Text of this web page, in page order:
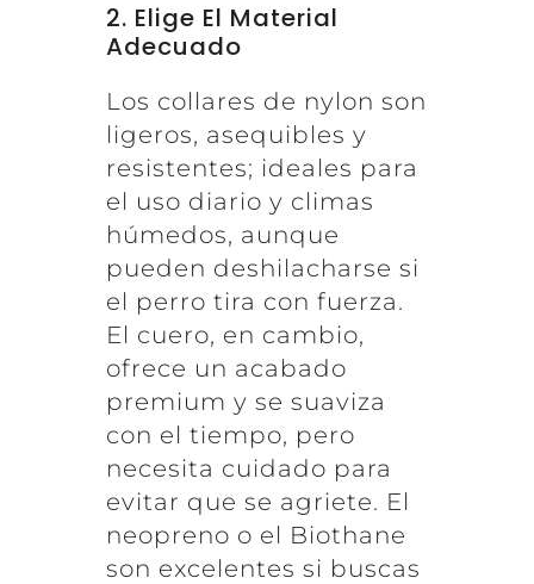
2. Elige El Material
Adecuado
Los collares de nylon son
ligeros, asequibles y
resistentes; ideales para
el uso diario y climas
húmedos, aunque
pueden deshilacharse si
el perro tira con fuerza.
El cuero, en cambio,
ofrece un acabado
premium y se suaviza
con el tiempo, pero
necesita cuidado para
evitar que se agriete. El
neopreno o el Biothane
son excelentes si buscas